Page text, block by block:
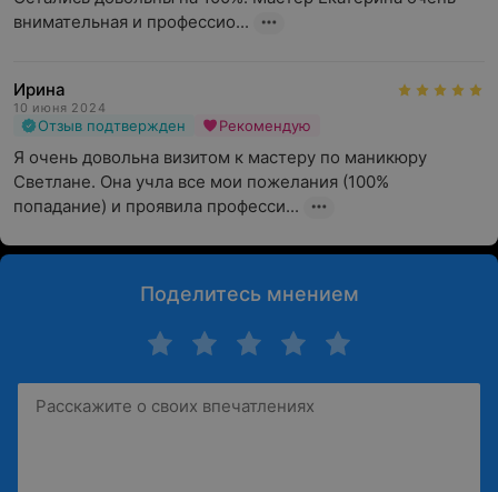
внимательная и профессио...
Ирина
10 июня 2024
Отзыв подтвержден Рекомендую
Я очень довольна визитом к мастеру по маникюру
Светлане. Она учла все мои пожелания (100%
попадание) и проявила професси...
Поделитесь мнением